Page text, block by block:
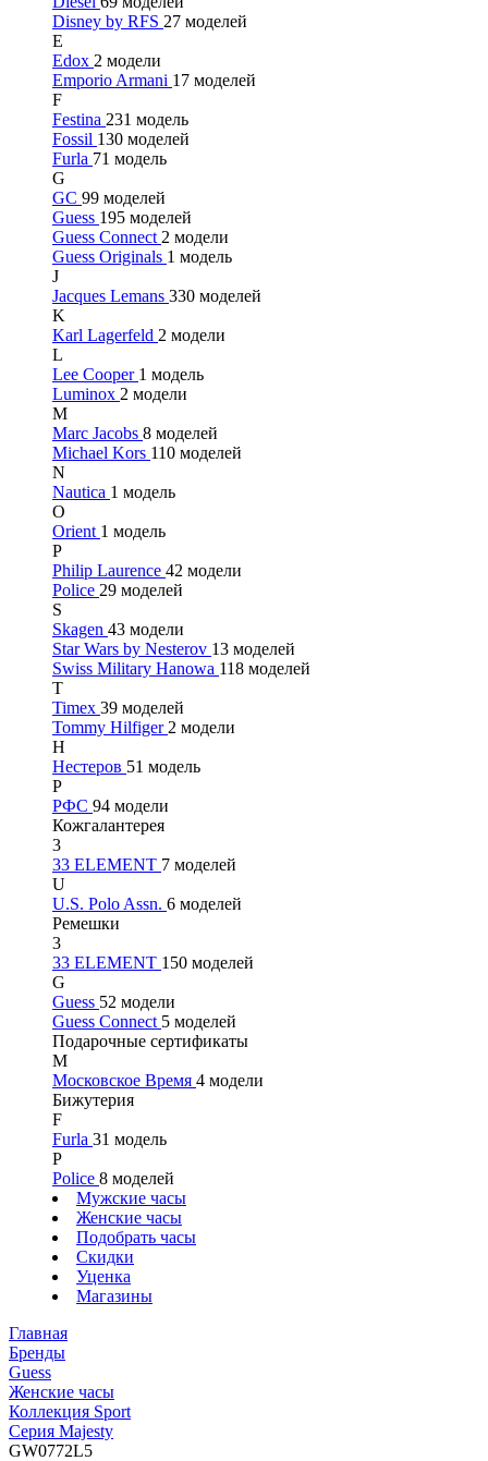
Disney by RFS 27 моделей
E
Edox 2 модели
Emporio Armani 17 моделей
F
Festina 231 модель
Fossil 130 моделей
Furla 71 модель
G
GC 99 моделей
Guess 195 моделей
Guess Connect 2 модели
Guess Originals 1 модель
J
Jacques Lemans 330 моделей
K
Karl Lagerfeld 2 модели
L
Lee Cooper 1 модель
Luminox 2 модели
M
Marc Jacobs 8 моделей
Michael Kors 110 моделей
N
Nautica 1 модель
O
Orient 1 модель
P
Philip Laurence 42 модели
Police 29 моделей
S
Skagen 43 модели
Star Wars by Nesterov 13 моделей
Swiss Military Hanowa 118 моделей
T
Timex 39 моделей
Tommy Hilfiger 2 модели
Н
Нестеров 51 модель
Р
РФС 94 модели
Кожгалантерея
3
33 ELEMENT 7 моделей
U
U.S. Polo Assn. 6 моделей
Ремешки
3
33 ELEMENT 150 моделей
G
Guess 52 модели
Guess Connect 5 моделей
Подарочные сертификаты
М
Московское Время 4 модели
Бижутерия
F
Furla 31 модель
P
Police 8 моделей
Мужские часы
Женские часы
Подобрать часы
Скидки
Уценка
Магазины
Главная
Бренды
Guess
Женские часы
Коллекция Sport
Серия Majesty
GW0772L5